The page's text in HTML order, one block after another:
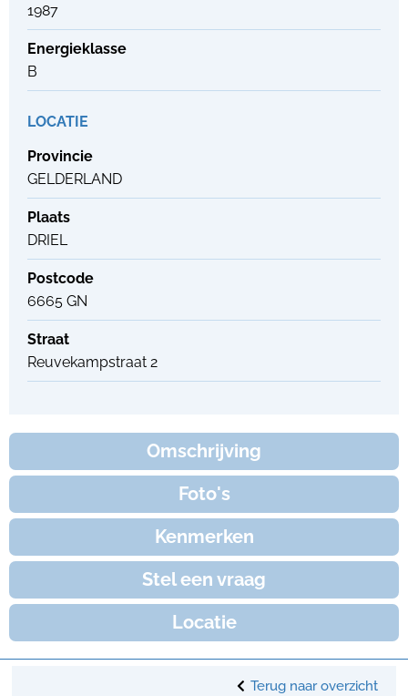
1987
Energieklasse
B
LOCATIE
Provincie
GELDERLAND
Plaats
DRIEL
Postcode
6665 GN
Straat
Reuvekampstraat 2
Omschrijving
Foto's
Kenmerken
Stel een vraag
Locatie
Terug naar overzicht